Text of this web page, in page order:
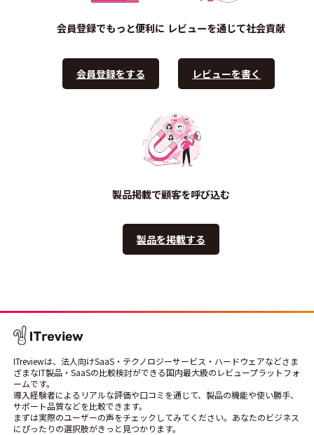
会員登録でもっと便利に
会員登録をする
レビューを通じて社会貢献
レビューを書く
製品掲載で顧客を呼び込む
製品を掲載する
ITreviewは、法人向けSaaS・テクノロジーサービス・ハードウェアなどさま
ざまなIT製品・SaaSの比較検討ができる国内最大級のレビュープラットフォ
ームです。
導入経験者によるリアルな評価や口コミを通じて、製品の機能や使い勝手、
サポート品質などを比較できます。
まずは実際のユーザーの声をチェックしてみてください。あなたのビジネス
にぴったりの選択肢がきっと見つかります。